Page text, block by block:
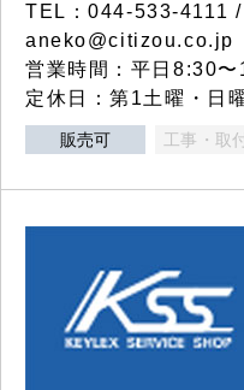
TEL：044-533-4111
aneko@citizou.co.jp
営業時間：平日8:30
定休日：第1土曜・日
販売可 工事・取